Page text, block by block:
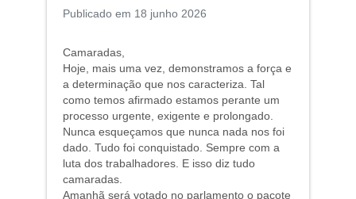
Publicado em 18 junho 2026
Camaradas,
Hoje, mais uma vez, demonstramos a força e
a determinação que nos caracteriza. Tal
como temos afirmado estamos perante um
processo urgente, exigente e prolongado.
Nunca esqueçamos que nunca nada nos foi
dado. Tudo foi conquistado. Sempre com a
luta dos trabalhadores. E isso diz tudo
camaradas.
Amanhã será votado no parlamento o pacote